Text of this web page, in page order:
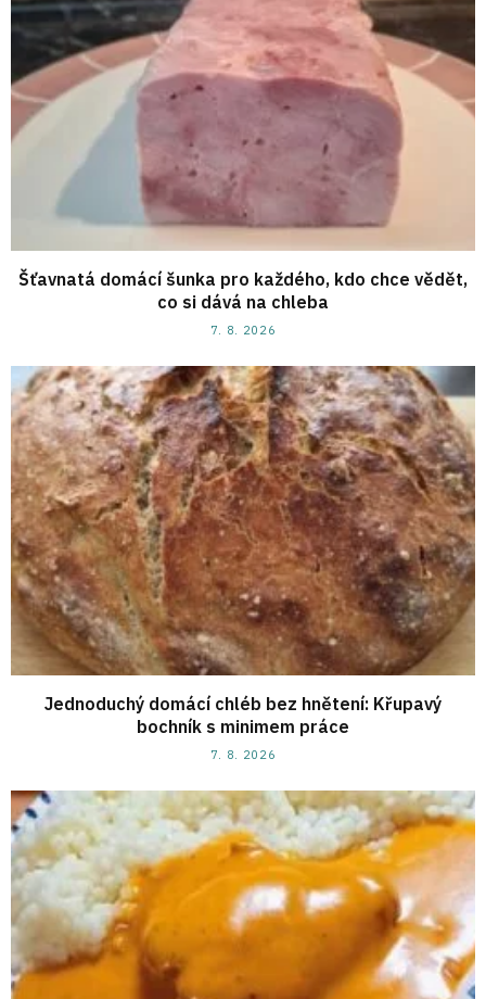
Šťavnatá domácí šunka pro každého, kdo chce vědět,
co si dává na chleba
7. 8. 2026
Jednoduchý domácí chléb bez hnětení: Křupavý
bochník s minimem práce
7. 8. 2026